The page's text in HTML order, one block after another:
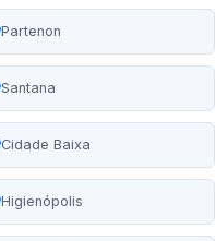
Partenon
Santana
Cidade Baixa
Higienópolis